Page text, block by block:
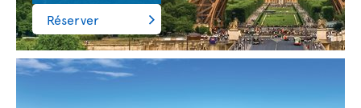
Réserver